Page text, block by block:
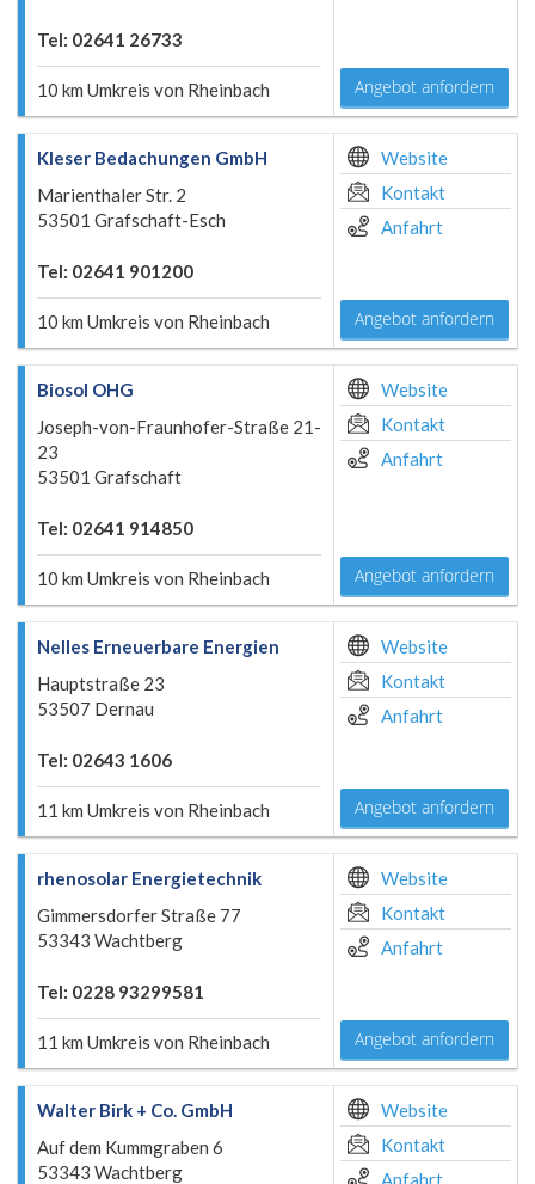
Tel: 02641 26733
10 km Umkreis von Rheinbach Angebot anfordern
Kleser Bedachungen GmbH
Marienthaler Str. 2
53501 Grafschaft-Esch
Tel: 02641 901200
10 km Umkreis von Rheinbach
Website
Kontakt
Anfahrt
Angebot anfordern
Biosol OHG
Joseph-von-Fraunhofer-Straße 21-
23
53501 Grafschaft
Tel: 02641 914850
10 km Umkreis von Rheinbach
Website
Kontakt
Anfahrt
Angebot anfordern
Nelles Erneuerbare Energien
Hauptstraße 23
53507 Dernau
Tel: 02643 1606
11 km Umkreis von Rheinbach
Website
Kontakt
Anfahrt
Angebot anfordern
rhenosolar Energietechnik
Gimmersdorfer Straße 77
53343 Wachtberg
Tel: 0228 93299581
11 km Umkreis von Rheinbach
Website
Kontakt
Anfahrt
Angebot anfordern
Walter Birk + Co. GmbH
Auf dem Kummgraben 6
53343 Wachtberg
Website
Kontakt
Anfahrt